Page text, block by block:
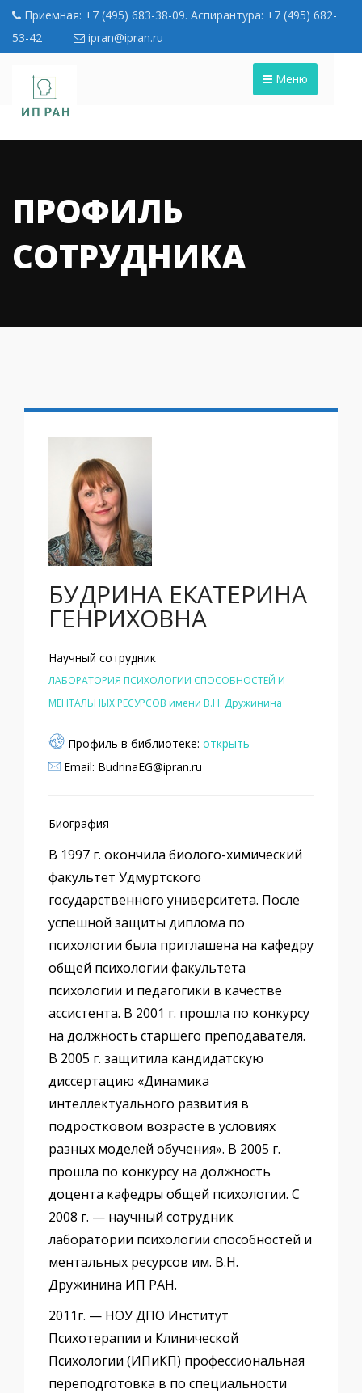
Приемная: +7 (495) 683-38-09. Аспирантура: +7 (495) 682-
53-42
ipran@ipran.ru
Меню
ПРОФИЛЬ
СОТРУДНИКА
БУДРИНА ЕКАТЕРИНА
ГЕНРИХОВНА
Научный сотрудник
ЛАБОРАТОРИЯ ПСИХОЛОГИИ СПОСОБНОСТЕЙ И
МЕНТАЛЬНЫХ РЕСУРСОВ имени В.Н. Дружинина
Профиль в библиотеке: открыть
Email: BudrinaEG@ipran.ru
Биография
В 1997 г. окончила биолого-химический
факультет Удмуртского
государственного университета. После
успешной защиты диплома по
психологии была приглашена на кафедру
общей психологии факультета
психологии и педагогики в качестве
ассистента. В 2001 г. прошла по конкурсу
на должность старшего преподавателя.
В 2005 г. защитила кандидатскую
диссертацию «Динамика
интеллектуального развития в
подростковом возрасте в условиях
разных моделей обучения». В 2005 г.
прошла по конкурсу на должность
доцента кафедры общей психологии. С
2008 г. — научный сотрудник
лаборатории психологии способностей и
ментальных ресурсов им. В.Н.
Дружинина ИП РАН.
2011г. — НОУ ДПО Институт
Психотерапии и Клинической
Психологии (ИПиКП) профессиональная
переподготовка в по специальности